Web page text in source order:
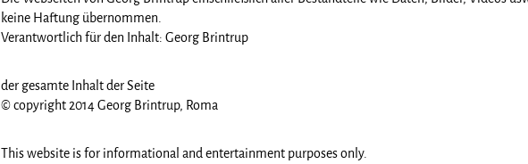
keine Haftung übernommen.
Verantwortlich für den Inhalt: Georg Brintrup
der gesamte Inhalt der Seite
© copyright 2014 Georg Brintrup, Roma
This website is for informational and entertainment purposes only.